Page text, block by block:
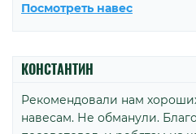
Посмотреть навес
КОНСТАНТИН
Рекомендовали нам
навесам. Не обманули.